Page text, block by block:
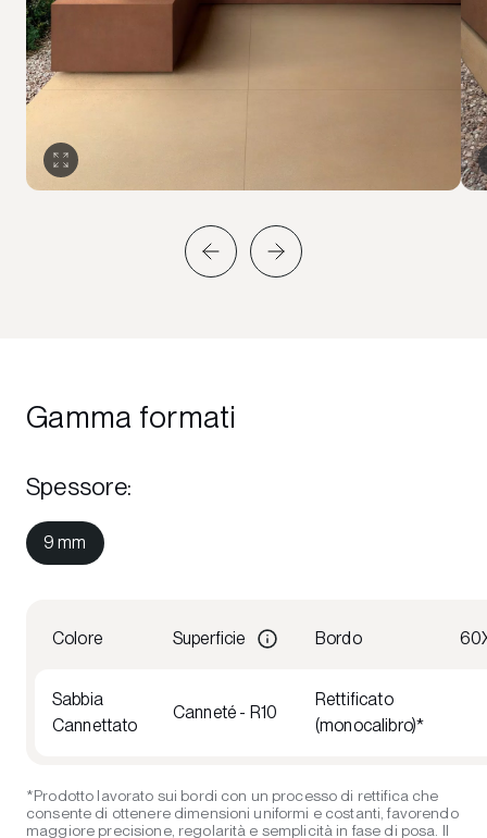
Gamma formati
Spessore:
9 mm
Colore Superficie Bordo
Sabbia
Cannettato
Canneté - R10
Rettificato
(monocalibro)*
*Prodotto lavorato sui bordi con un processo di rettifica che
consente di ottenere dimensioni uniformi e costanti, favorendo
maggiore precisione, regolarità e semplicità in fase di posa. Il